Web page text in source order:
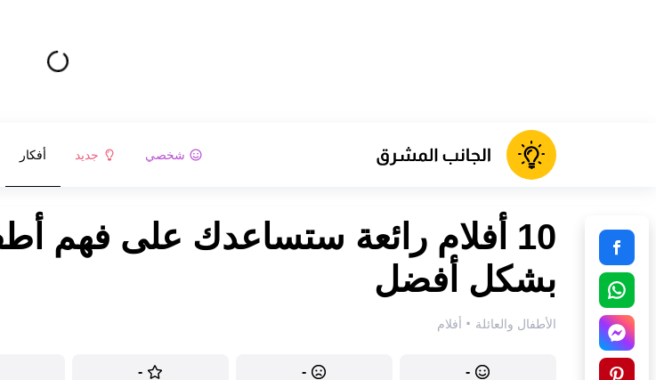
شخصي جديد أفكار
10 أفلام رائعة ستساعدك على فهم
بشكل أفضل
الأطفال والعائلة · أفلام
-
-
-